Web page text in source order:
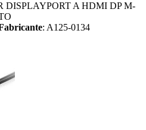
DISPLAYPORT A HDMI DP M-
: A125-0134